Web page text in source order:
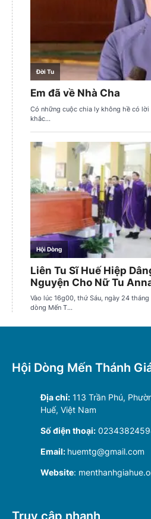
Hội Dòng Mến Thánh
Địa chỉ: 113 Trần Phú,
Huế, Việt Nam
Số điện thoại:
Email: huemtg@gmail.com
Website: